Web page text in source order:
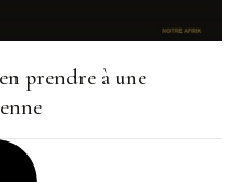
prendre à une